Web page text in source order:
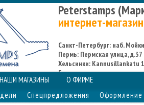
Peterstamps
интернет-магазин
Санкт-Петербург: наб.
Пермь: Пермская улица, д.37
Хельсинки: Kannusillankatu
Espoo
НАШИ МАГАЗИНЫ
О ФИРМЕ
Спецпредложения Оформление